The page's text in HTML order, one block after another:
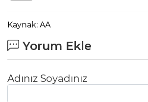
Kaynak: AA
Yorum Ekle
Adınız Soyadınız